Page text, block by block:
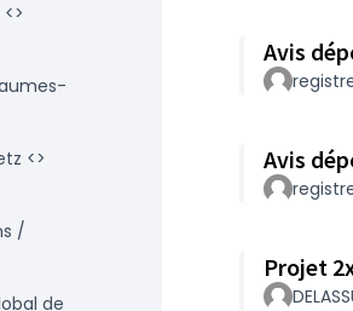
Avis
Projet